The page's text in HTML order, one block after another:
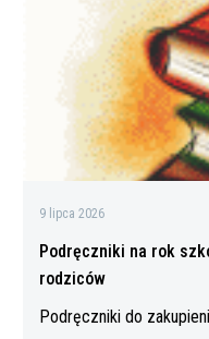
9 lipca 2026
Podręczniki na rok
rodziców
Podręczniki do